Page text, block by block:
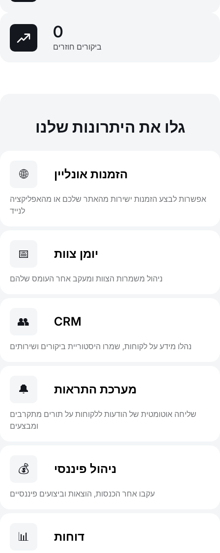
0
ביקורים חוזרים
גלו את היתרונות שלנו
🌐 הזמנות אונליין
אפשרות לבצע הזמנות ישירות מהאתר שלכם או מהאפליקציה
לנייד
📅 יומן צוות
ניהול משמרות הצוות ומעקב אחר העומס שלהם
👥 CRM
נהלו מידע על לקוחות, שמרו היסטוריית ביקורים ושירותים
🔔 מערכת התראות
שליחה אוטומטית של הודעות ללקוחות על תורים מתקרבים
ומבצעים
💰 ניהול פיננסי
עקבו אחר הכנסות, הוצאות וביצועים פיננסיים
📊 דוחות